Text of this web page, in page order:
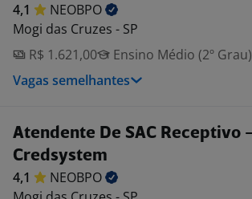
4,1
NEOBPO
Mogi das Cruzes - SP
R$ 1.621,00
Ensino Médio (2º Grau)
Vagas semelhantes
Atendente De SAC Receptivo
Credsystem
4,1
NEOBPO